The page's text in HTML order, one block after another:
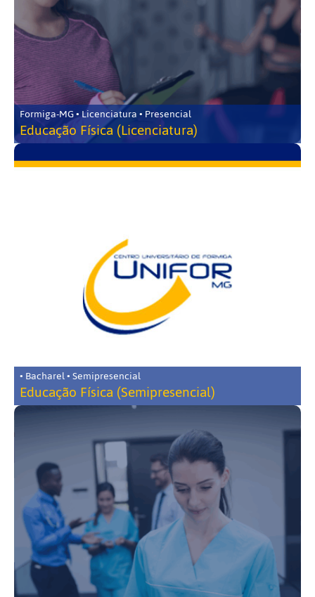
Formiga-MG • Licenciatura • Presencial
Educação Física (Licenciatura)
• Bacharel • Semipresencial
Educação Física (Semipresencial)